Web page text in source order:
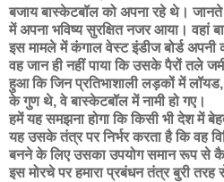
बजाय बास्केटबॉल को अपना रहे थे।
में अपना भविष्य सुरक्षित नजर आया। वहां
इस मामले में कंगाल वेस्ट इंडीज बोर्ड अपनी
वह जान ही नहीं पाया कि उसके पैरों तले
हुआ कि जिन प्रतिभाशाली लड़कों में लॉयड,
के गुण थे, वे बास्केटबॉल में नामी हो गए।
हमें यह समझना होगा कि किसी भी देश में
यह उसके तंत्र पर निर्भर करता है कि वह
बनने के लिए उसका उपयोग समान रूप से
इस मोरचे पर हमारा प्रबंधन तंत्र बुरी